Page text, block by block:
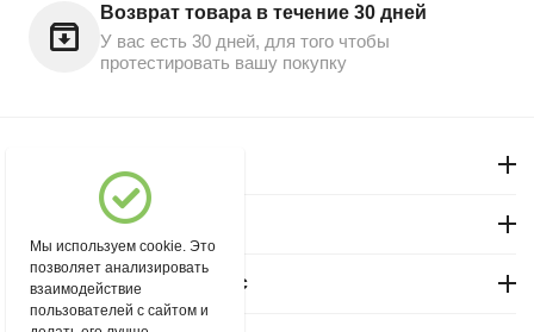
Возврат товара в течение 30 дней
У вас есть 30 дней, для того чтобы
протестировать вашу покупку
Магазин "Северный"
Покупательский сервис
Мы используем cookie. Это
позволяет анализировать
взаимодействие
пользователей с сайтом и